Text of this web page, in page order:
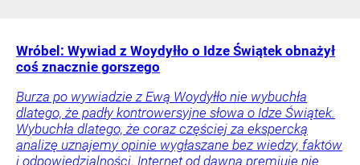
Wróbel: Wywiad z Woydyłło o Idze Świątek obnażył
coś znacznie gorszego
Burza po wywiadzie z Ewą Woydyłło nie wybuchła
dlatego, że padły kontrowersyjne słowa o Idze Świątek.
Wybuchła dlatego, że coraz częściej za ekspercką
analizę uznajemy opinie wygłaszane bez wiedzy, faktów
i odpowiedzialności. Internet od dawna premiuje nie